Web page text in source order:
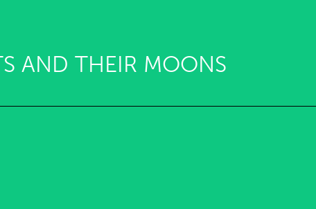
AND THEIR MOONS